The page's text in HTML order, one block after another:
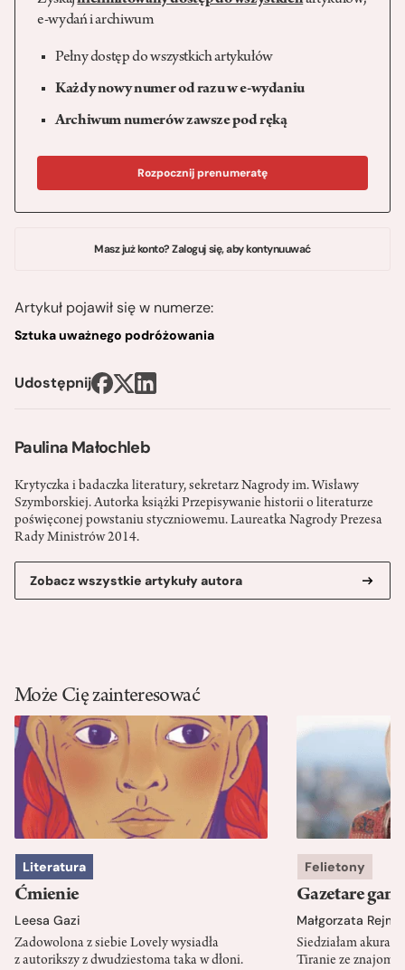
Paulina Małochleb
Krytyczka i badaczka literatury, sekretarz Nagrody im. Wisławy
Szymborskiej. Autorka książki Przepisywanie historii o literaturze
poświęconej powstaniu styczniowemu. Laureatka Nagrody Prezesa
Rady Ministrów 2014.
Zobacz wszystkie artykuły autora
e-wydań i archiwum
Pełny dostęp do wszystkich artykułów
Każdy nowy numer od razu w e-wydaniu
Archiwum numerów zawsze pod ręką
Rozpocznij prenumeratę
Masz już konto? Zaloguj się, aby kontynuuwać
Artykuł pojawił się w numerze:
Sztuka uważnego podróżowania
Udostępnij
Może Cię zainteresować
Literatura
Ćmienie
Leesa Gazi
Zadowolona z siebie Lovely wysiadła
z autorikszy z dwudziestoma taka w dłoni.
Felietony
Gazetare
Małgorzata
Siedziałam akurat
Tiranie ze